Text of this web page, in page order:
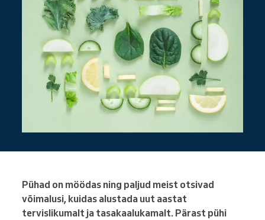
Pühad on möödas ning paljud meist otsivad
võimalusi, kuidas alustada uut aastat
tervislikumalt ja tasakaalukamalt. Pärast pühi